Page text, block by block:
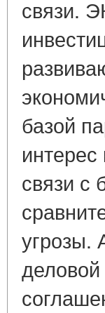
связи.
базой
связи с
угрозы.
деловой